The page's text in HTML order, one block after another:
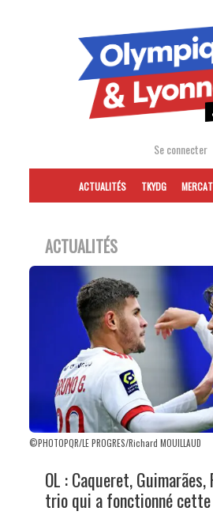
Se connecter
ACTUALITÉS TKYDG
ACTUALITÉS
©PHOTOPQR/LE PROGRES/Richard MOUILLAUD
OL : Caqueret, Guimarães,
trio qui a fonctionné